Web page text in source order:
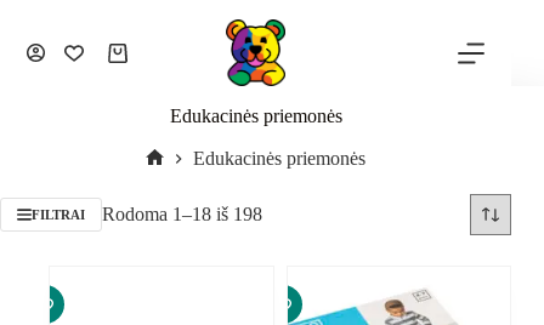
Edukacinės priemonės
Edukacinės priemonės
FILTRAI Rodoma 1–18 iš 198